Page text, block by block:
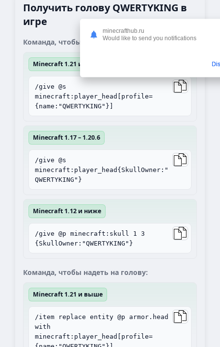
Получить голову QWERTYKING в
игре
Команда, чтобы получить блок:
Minecraft 1.21 и выше
/give @s
minecraft:player_head[profile=
{name:"QWERTYKING"}]
Minecraft 1.17 – 1.20.6
/give @s
minecraft:player_head{SkullOwner:"
QWERTYKING"}
Minecraft 1.12 и ниже
/give @p minecraft:skull 1 3
{SkullOwner:"QWERTYKING"}
Команда, чтобы надеть на голову:
Minecraft 1.21 и выше
/item replace entity @p armor.head
with
minecraft:player_head[profile=
minecrafthub.ru
Would like to send you notifications